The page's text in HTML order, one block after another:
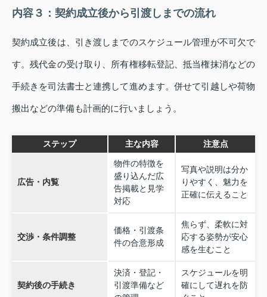
内容３：契約成立後から引渡しまでの流れ
契約成立後は、引き渡しまでのスケジュール管理が不可欠で
す。残代金の受け取り、所有権移転登記、抵当権抹消などの
手続きを司法書士と連携して進めます。併せて引越しや荷物
搬出などの準備も計画的に行いましょう。
ステップ 主な内容 注意点
広告・内覧
物件の特徴を
盛り込んだ広
告掲載と見学
対応
写真や説明は分か
りやすく、魅力を
正確に伝えること
交渉・条件調整
価格・引渡条
件の合意形成
焦らず、柔軟に対
応する姿勢が安心
感を生むこと
契約後の手続き
決済・登記・
引渡準備など
スケジュールを明
確にして遅れを防